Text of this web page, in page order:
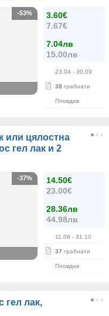
3.60€
7.67€
7.04лв
15.00лв
23.04 - 30.09
38 грабнати
Пловдив
-53%
или цялостна
гел лак и 2
14.50€
23.00€
28.36лв
44.98лв
11.06 - 31.10
37 грабнати
Пловдив
-37%
гел лак,